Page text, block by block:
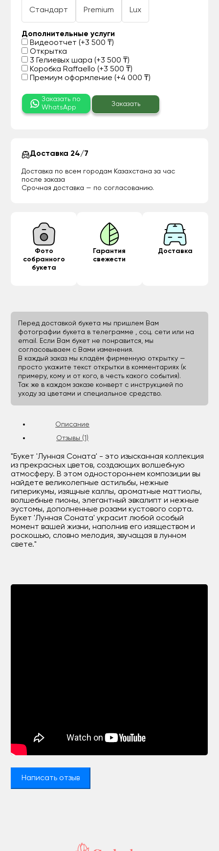
Стандарт Premium Lux
Дополнительные услуги
Видеоотчет (+3 500 ₸)
Открытка
3 Гелиевых шара (+3 500 ₸)
Коробка Raffaello (+3 500 ₸)
Премиум оформление (+4 000 ₸)
Заказать по
WhatsApp
Заказать
Доставка 24/7
Доставка по всем городам Казахстана за час
после заказа
Срочная доставка — по согласованию.
Фото
собранного
букета
Гарантия
свежести
Доставка
Перед доставкой букета мы пришлем Вам
фотографии букета в телеграмме , соц. сети или на
email. Если Вам букет не понравится, мы
согласовываем с Вами изменения.
В каждый заказ мы кладём фирменную открытку —
просто укажите текст открытки в комментариях (к
примеру, кому и от кого, в честь какого события).
Так же в каждом заказе конверт с инструкцией по
уходу за цветами и специальное средство.
Описание
Отзывы (1)
"Букет 'Лунная Соната' - это изысканная коллекция
из прекрасных цветов, создающих волшебную
атмосферу. В этом одностороннем композиции вы
найдете великолепные астильбы, нежные
гиперикумы, изящные каллы, ароматные маттиолы,
волшебные пионы, элегантный эвкалипт и нежные
эустомы, дополненные розами кустового сорта.
Букет 'Лунная Соната' украсит любой особый
момент вашей жизни, наполнив его изяществом и
роскошью, словно мелодия, звучащая в лунном
свете."
Написать отзыв